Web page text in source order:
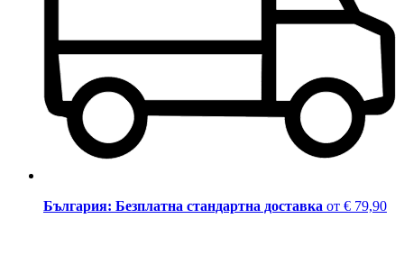
България: Безплатна стандартна доставка от € 79,90